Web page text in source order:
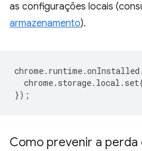
as configurações locais
armazenamento).
chrome. runtime.onInstalled .
chrome. storage. local . set
});
Como prevenir a perda